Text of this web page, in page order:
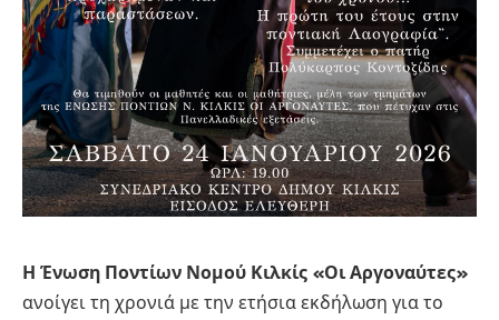
Η Ένωση Ποντίων Νομού Κιλκίς «Οι Αργοναύτες»
ανοίγει τη χρονιά με την ετήσια εκδήλωση για το